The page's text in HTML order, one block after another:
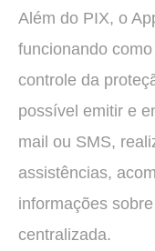
Além do PIX, o
funcionando
controle da
possível emitir e
mail ou SMS,
assistências,
informações
centralizada.